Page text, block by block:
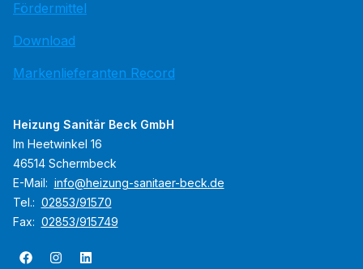
Fördermittel
Download
Markenlieferanten Record
Heizung Sanitär Beck GmbH
Im Heetwinkel 16
46514 Schermbeck
E-Mail: info@heizung-sanitaer-beck.de
Tel.: 02853/91570
Fax: 02853/915749